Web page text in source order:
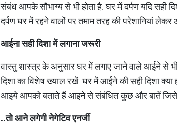
संबंध आपके सौभाग्य से भी होता है. घर में दर्पण यदि सही
दर्पण घर में रहने वालों पर तमाम तरह की परेशानियां लेकर
आईनासहीदिशामेंलगानाजरूरी
वास्तु शास्त्र के अनुसार घर में लगाए जाने वाले आईने से
दिशा का विशेष ख्याल रखें. घर में आईने की सही दिशा
आइये आपको बताते हैं आइने से संबंधित कुछ और बातें
..तोआनेलगेगीनेगेटिवएनर्जी